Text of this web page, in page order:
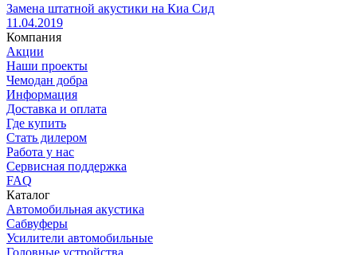
Замена штатной акустики на Киа Сид
11.04.2019
Компания
Акции
Наши проекты
Чемодан добра
Информация
Доставка и оплата
Где купить
Стать дилером
Работа у нас
Сервисная поддержка
FAQ
Каталог
Автомобильная акустика
Сабвуферы
Усилители автомобильные
Головные устройства